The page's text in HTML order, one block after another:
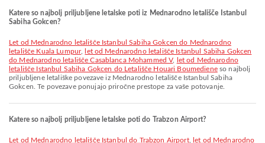
Katere so najbolj priljubljene letalske poti iz Mednarodno letališče Istanbul
Sabiha Gokcen?
let od Mednarodno letališče Istanbul Sabiha Gokcen do Mednarodno
letališče Kuala Lumpur,
let od Mednarodno letališče Istanbul Sabiha Gokcen
do Mednarodno letališče Casablanca Mohammed V,
let od Mednarodno
letališče Istanbul Sabiha Gokcen do Letališče Houari Boumedieneso najbolj
priljubljene letališke povezave iz Mednarodno letališče Istanbul Sabiha
Gokcen. Te povezave ponujajo priročne prestope za vaše potovanje.
Katere so najbolj priljubljene letalske poti do Trabzon Airport?
let od Mednarodno letališče Istanbul do Trabzon Airport,
let od Mednarodno